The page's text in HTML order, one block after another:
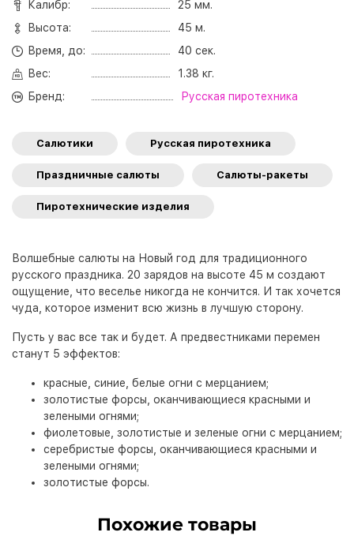
Калибр:
25 мм.
Высота:
45 м.
Время, до:
40 сек.
Вес:
1.38 кг.
Бренд:
Русская пиротехника
Салютики Русская пиротехника
Праздничные салюты Салюты-ракеты
Пиротехнические изделия
Волшебные салюты на Новый год для традиционного
русского праздника. 20 зарядов на высоте 45 м создают
ощущение, что веселье никогда не кончится. И так хочется
чуда, которое изменит всю жизнь в лучшую сторону.
Пусть у вас все так и будет. А предвестниками перемен
станут 5 эффектов:
красные, синие, белые огни с мерцанием;
золотистые форсы, оканчивающиеся красными и
зелеными огнями;
фиолетовые, золотистые и зеленые огни с мерцанием;
серебристые форсы, оканчивающиеся красными и
зелеными огнями;
золотистые форсы.
Похожие товары